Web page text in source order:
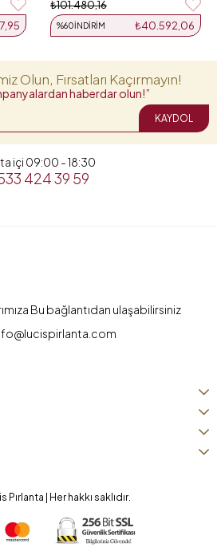
₺40.592,06
%60İNDIRIM
₺101.480,16
Olun, Fırsatları Kaçırmayın!
haberdar olun!”
KAYDOL
içi 09:00 - 18:30
424 39 59
Bu bağlantıdan ulaşabilirsiniz
| Her hakkı saklıdır.